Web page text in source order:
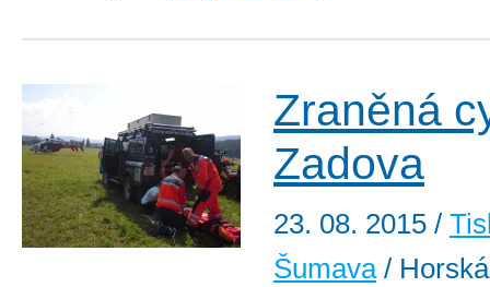
Zraněná
Zadova
23. 08. 2015 /
Šumava /